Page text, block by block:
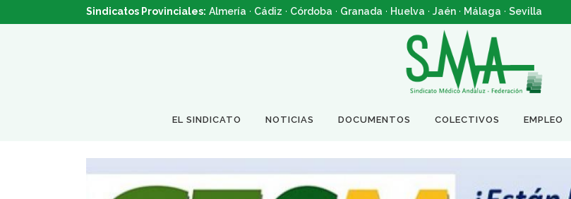
Sindicatos Provinciales: Almería · Cádiz · Córdoba · Granada · Huelva · Jaén · Málaga · Sevilla
EL SINDICATO NOTICIAS DOCUMENTOS COLECTIVOS EMPLEO